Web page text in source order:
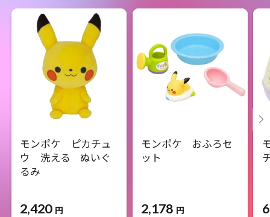
モンポケ ピカチュ
ウ 洗える ぬいぐ
るみ
2,420 円
モンポケ おふろセ
ット
2,178 円